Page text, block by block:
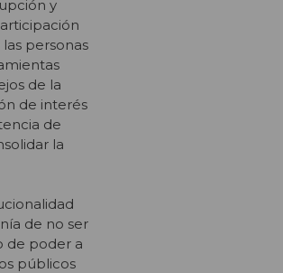
y
personas
de la
de interés
de
la
de no ser
de poder a
públicos